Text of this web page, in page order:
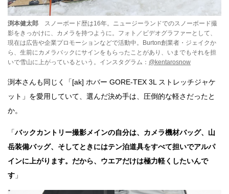
渕本健太郎 スノーボード歴は16年。ニュージーランドでのスノーボード撮
影をきっかけに、カメラを持つように。フォト／ビデオグラファーとして、
現在は広告や企業プロモーションなどで活動中。Burton創業者・ジェイクか
ら、生前にカメラバックにサインをもらったことがあり、いまでもそれを担
いで雪山に上がっているという。インスタグラム： @kentarosnow
渕本さんも同じく「[ak] ホバー GORE-TEX 3L ストレッチジャケ
ット」を愛用していて、選んだ決め手は、圧倒的な軽さだったと
か。
「バックカントリー撮影メインの自分は、カメラ機材バッグ、山
岳装備バッグ、そしてときにはテン泊道具をすべて担いでアルパ
インに上がります。だから、ウエアだけは極力軽くしたいんで
す 」